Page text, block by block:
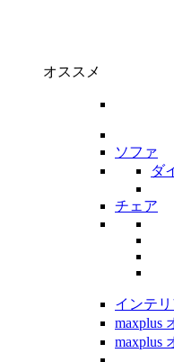
オススメ
ソファ
ダ
チェア
インテ
maxplus
maxplus